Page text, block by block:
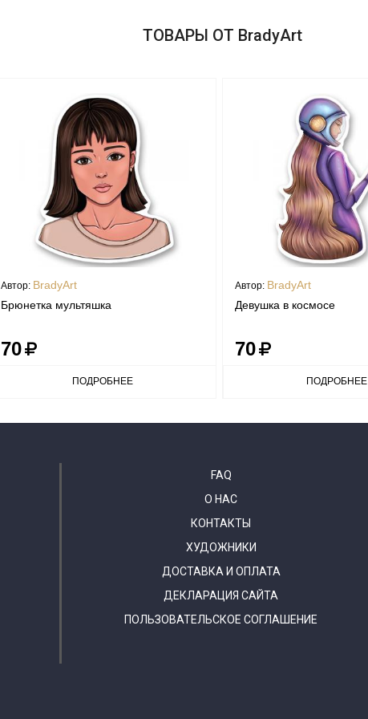
ТОВАРЫ ОТ BradyArt
Автор: BradyArt
Брюнетка мультяшка
70
ПОДРОБНЕЕ
Автор: BradyArt
Девушка в космосе
70
ПОДРОБНЕЕ
FAQ
О НАС
КОНТАКТЫ
ХУДОЖНИКИ
ДОСТАВКА И ОПЛАТА
ДЕКЛАРАЦИЯ САЙТА
ПОЛЬЗОВАТЕЛЬСКОЕ СОГЛАШЕНИЕ